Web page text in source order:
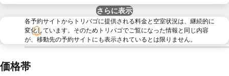
さらに表示
各予約サイトからトリバゴに提供される料金と空室状況は、継続的に
変化しています。そのためトリバゴでご覧になった情報と同じ内容
が、移動先の予約サイトにも表示されているとは限りません。
価格帯